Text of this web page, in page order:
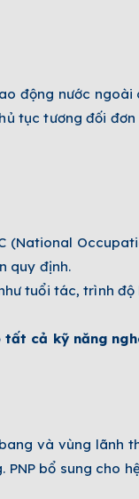
động nước ngoài
tục tương đối
(National
quy định.
tuổi tác, trình
cả kỹ năng
và vùng lãnh
bổ sung cho